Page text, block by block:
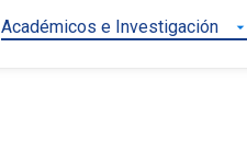
Académicos e Investigación arrow_drop_down